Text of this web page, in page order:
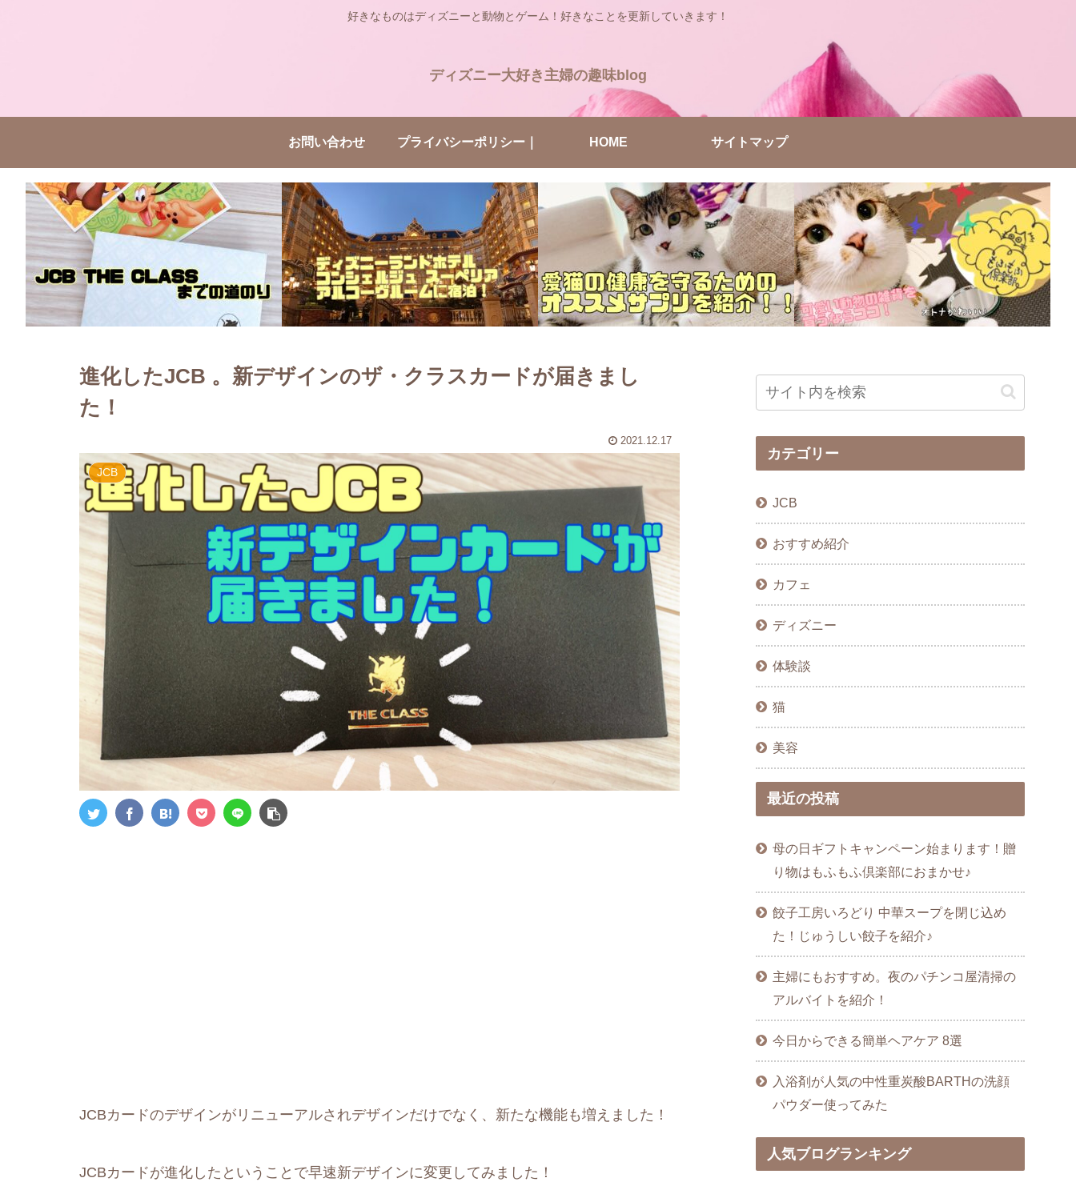
好きなものはディズニーと動物とゲーム！好きなことを更新していきます！
ディズニー大好き主婦の趣味blog
お問い合わせ プライバシーポリシー｜
ディズニー大好き主婦の
趣味blog
HOME サイトマップ
進化したJCB 。新デザインのザ・クラスカードが届きまし
た！
2021.12.17
JCB
JCBカードのデザインがリニューアルされデザインだけでなく、新たな機能も増えました！
JCBカードが進化したということで早速新デザインに変更してみました！
カテゴリー
JCB
おすすめ紹介
カフェ
ディズニー
体験談
猫
美容
最近の投稿
母の日ギフトキャンペーン始まります！贈
り物はもふもふ倶楽部におまかせ♪
餃子工房いろどり 中華スープを閉じ込め
た！じゅうしい餃子を紹介♪
主婦にもおすすめ。夜のパチンコ屋清掃の
アルバイトを紹介！
今日からできる簡単ヘアケア 8選
入浴剤が人気の中性重炭酸BARTHの洗顔
パウダー使ってみた
人気ブログランキング